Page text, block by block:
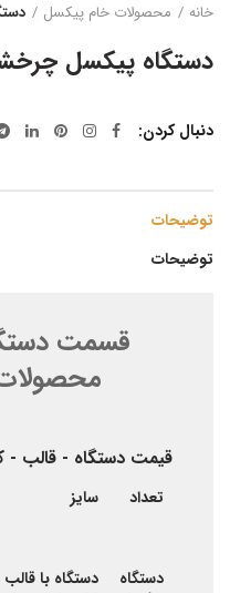
خانه محصولات خام پیکسل
دستگاه پیکسل
دنبال کردن
توضیحات
توضیحات
قسمت
قیمت دستگاه - قالب -
قیمت دستگاه - قالب -
تعداد سایز
دستگاه
دستگاه با قالب